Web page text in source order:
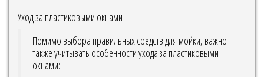
Уход за пластиковыми окнами
Помимо выбора правильных средств для мойки, важно
также учитывать особенности ухода за пластиковыми
окнами: